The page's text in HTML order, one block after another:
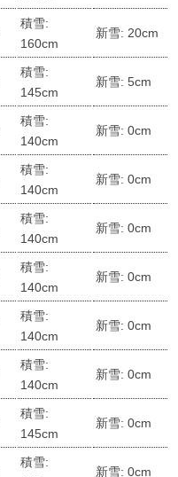
積雪:
160cm
新雪: 20cm
積雪:
145cm
新雪: 5cm
積雪:
140cm
新雪: 0cm
積雪:
140cm
新雪: 0cm
積雪:
140cm
新雪: 0cm
積雪:
140cm
新雪: 0cm
積雪:
140cm
新雪: 0cm
積雪:
140cm
新雪: 0cm
積雪:
145cm
新雪: 0cm
積雪:
新雪: 0cm